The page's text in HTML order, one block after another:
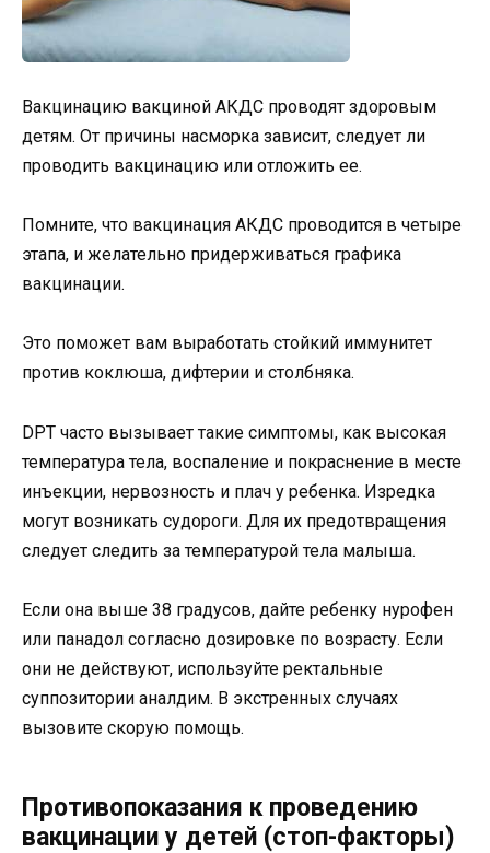
Вакцинацию вакциной АКДС проводят здоровым
детям. От причины насморка зависит, следует ли
проводить вакцинацию или отложить ее.
Помните, что вакцинация АКДС проводится в четыре
этапа, и желательно придерживаться графика
вакцинации.
Это поможет вам выработать стойкий иммунитет
против коклюша, дифтерии и столбняка.
DPT часто вызывает такие симптомы, как высокая
температура тела, воспаление и покраснение в месте
инъекции, нервозность и плач у ребенка. Изредка
могут возникать судороги. Для их предотвращения
следует следить за температурой тела малыша.
Если она выше 38 градусов, дайте ребенку нурофен
или панадол согласно дозировке по возрасту. Если
они не действуют, используйте ректальные
суппозитории аналдим. В экстренных случаях
вызовите скорую помощь.
Противопоказания к проведению
вакцинации у детей (стоп-факторы)